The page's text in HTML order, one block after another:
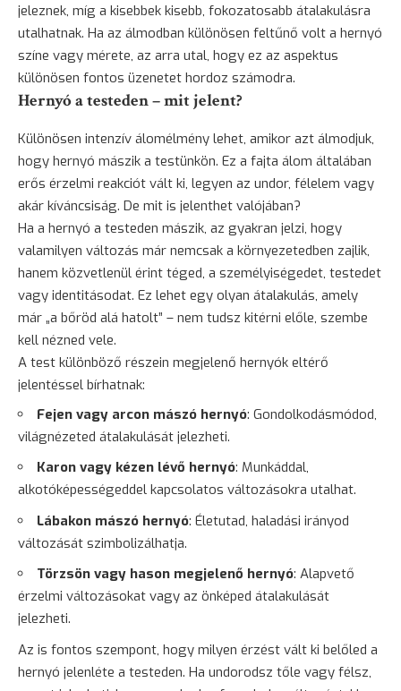
jeleznek, míg a kisebbek kisebb, fokozatosabb átalakulásra
utalhatnak. Ha az álmodban különösen feltűnő volt a hernyó
színe vagy mérete, az arra utal, hogy ez az aspektus
különösen fontos üzenetet hordoz számodra.
Hernyó a testeden – mit jelent?
Különösen intenzív álomélmény lehet, amikor azt álmodjuk,
hogy hernyó mászik a testünkön. Ez a fajta álom általában
erős érzelmi reakciót vált ki, legyen az undor, félelem vagy
akár kíváncsiság. De mit is jelenthet valójában?
Ha a hernyó a testeden mászik, az gyakran jelzi, hogy
valamilyen változás már nemcsak a környezetedben zajlik,
hanem közvetlenül érint téged, a személyiségedet, testedet
vagy identitásodat. Ez lehet egy olyan átalakulás, amely
már „a bőröd alá hatolt” – nem tudsz kitérni előle, szembe
kell nézned vele.
A test különböző részein megjelenő hernyók eltérő
jelentéssel bírhatnak:
Fejen vagy arcon mászó hernyó: Gondolkodásmódod,
világnézeted átalakulását jelezheti.
Karon vagy kézen lévő hernyó: Munkáddal,
alkotóképességeddel kapcsolatos változásokra utalhat.
Lábakon mászó hernyó: Életutad, haladási irányod
változását szimbolizálhatja.
Törzsön vagy hason megjelenő hernyó: Alapvető
érzelmi változásokat vagy az önképed átalakulását
jelezheti.
Az is fontos szempont, hogy milyen érzést vált ki belőled a
hernyó jelenléte a testeden. Ha undorodsz tőle vagy félsz,